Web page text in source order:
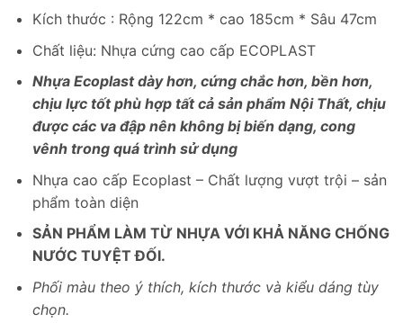
Kích thước : Rộng 122cm * cao 185cm * Sâu 47cm
Chất liệu: Nhựa cứng cao cấp ECOPLAST
Nhựa Ecoplast dày hơn, cứng chắc hơn, bền hơn,
chịu lực tốt phù hợp tất cả sản phẩm Nội Thất, chịu
được các va đập nên không bị biến dạng, cong
vênh trong quá trình sử dụng
Nhựa cao cấp Ecoplast – Chất lượng vượt trội – sản
phẩm toàn diện
SẢN PHẨM LÀM TỪ NHỰA VỚI KHẢ NĂNG CHỐNG
NƯỚC TUYỆT ĐỐI.
Phối màu theo ý thích, kích thước và kiểu dáng tùy
chọn.